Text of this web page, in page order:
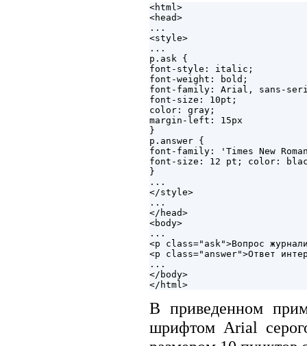
<html>
<head>
...
<style>
...
p.ask {
font-style: italic;
font-weight: bold;
font-family: Arial, sans-
font-size: 10pt;
color: gray;
margin-left: 15px
}
p.answer {
font-family: 'Times New
font-size: 12 pt; color:
}
...
</style>
...
</head>
<body>
...
<p class="ask">Вопрос
<p class="answer">Ответ
...
</body>
В приведенном
шрифтом Arial